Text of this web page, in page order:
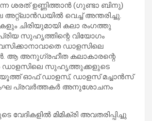
ശരത് ഉണ്ണിത്താൻ (ഗുണ്ടാ ബിനു)
അറ്റ്ലാൻഡയിൽ വെച്ച് അന്തരിച്ചു.
ചിരിയുമായി കലാ രംഗത്തു
പ്രിയ സുഹൃത്തിന്റെ വിയോഗം
ഡാളസിലെ
അനുഗ്രഹീത കലാകാരന്റെ
ഡാളസിലെ സുഹൃത്തുക്കളുടെ
യൂത്ത് ഓഫ് ഡാളസ്, ഡാളസ് മച്ചാൻസ്
പ്രവർത്തകർ അനുശോചനം
വേദികളിൽ മിമിക്രി അവതരിപ്പിച്ചു